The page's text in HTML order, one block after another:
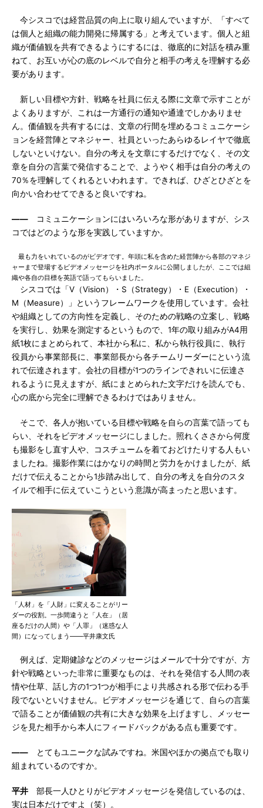
今シスコでは経営品質の向上に取り組んでいますが、「すべて
は個人と組織の能力開発に帰属する」と考えています。個人と組
織が価値観を共有できるようにするには、徹底的に対話を積み重
ねて、お互いが心の底のレベルで自分と相手の考えを理解する必
要があります。
新しい目標や方針、戦略を社員に伝える際に文章で示すことが
よくありますが、これは一方通行の通知や通達でしかありませ
ん。価値観を共有するには、文章の行間を埋めるコミュニケーシ
ョンを経営陣とマネジャー、社員といったあらゆるレイヤで徹底
しないといけない。自分の考えを文章にするだけでなく、その文
章を自分の言葉で発信することで、ようやく相手は自分の考えの
70％を理解してくれるといわれます。できれば、ひざとひざとを
向かい合わせてできると良いですね。
―― コミュニケーションにはいろいろな形がありますが、シス
コではどのような形を実践していますか。
最も力をいれているのがビデオです。年頭に私を含めた経営陣から各部のマネジ
ャーまで登場するビデオメッセージを社内ポータルに公開しましたが、ここでは組
織や各自の目標を英語で語ってもらいました。
シスコでは「V（Vision）・S（Strategy）・E（Execution）・
M（Measure）」というフレームワークを使用しています。会社
や組織としての方向性を定義し、そのための戦略の立案し、戦略
を実行し、効果を測定するというもので、1年の取り組みがA4用
紙1枚にまとめられて、本社から私に、私から執行役員に、執行
役員から事業部長に、事業部長から各チームリーダーにという流
れで伝達されます。会社の目標が1つのラインできれいに伝達さ
れるように見えますが、紙にまとめられた文字だけを読んでも、
心の底から完全に理解できるわけではありません。
そこで、各人が抱いている目標や戦略を自らの言葉で語っても
らい、それをビデオメッセージにしました。照れくささから何度
も撮影をし直す人や、コスチュームを着ておどけたりする人もい
ましたね。撮影作業にはかなりの時間と労力をかけましたが、紙
だけで伝えることから1歩踏み出して、自分の考えを自分のスタ
イルで相手に伝えていこうという意識が高まったと思います。
「人材」を「人財」に変えることがリー
ダーの役割。一歩間違うと「人在」（居
座るだけの人間）や「人罪」（迷惑な人
間）になってしまう――平井康文氏
例えば、定期健診などのメッセージはメールで十分ですが、方
針や戦略といった非常に重要なものは、それを発信する人間の表
情や仕草、話し方の1つ1つが相手により共感される形で伝わる手
段でないといけません。ビデオメッセージを通じて、自らの言葉
で語ることが価値観の共有に大きな効果を上げますし、メッセー
ジを見た相手から本人にフィードバックがある点も重要です。
―― とてもユニークな試みですね。米国やほかの拠点でも取り
組まれているのですか。
平井 部長一人ひとりがビデオメッセージを発信しているのは、
実は日本だけですよ（笑）。